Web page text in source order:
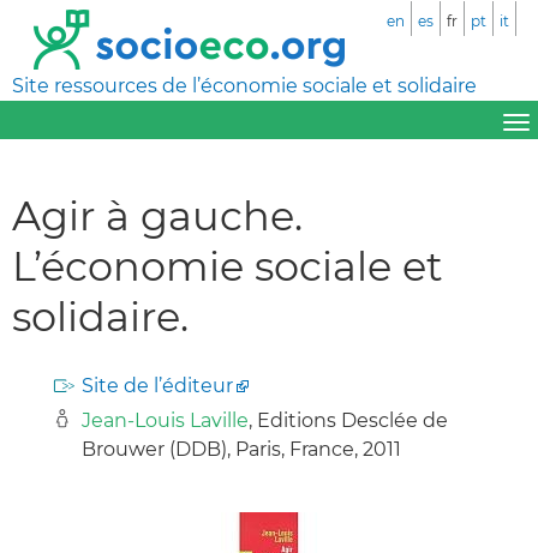
Site ressources de l’économie sociale et solidaire
en es fr pt it
Agir à gauche.
L’économie sociale et
solidaire.
Site de l’éditeur
Jean-Louis Laville, Editions Desclée de
Brouwer (DDB), Paris, France, 2011